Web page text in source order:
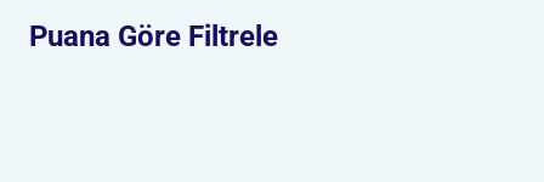
Puana Göre Filtrele